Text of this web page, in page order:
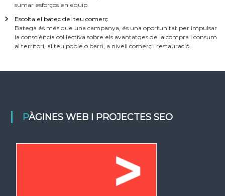
sumar esforços en equip.
Escolta el batec del teu comerç
Batega és més que una campanya, és una oportunitat per impulsar
la consciència col·lectiva sobre els avantatges de la compra i consum
al territori, al teu poble o barri, a nivell comerç i restauració.
PÀGINES WEB I PROJECTES SEO